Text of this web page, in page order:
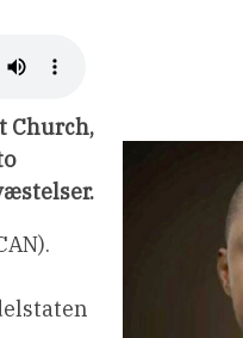
Church,